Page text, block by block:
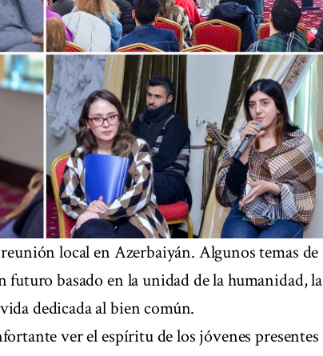
local en Azerbaiyán. Algunos temas de
basado en la unidad de la humanidad, la
dedicada al bien común.
ver el espíritu de los jóvenes presentes